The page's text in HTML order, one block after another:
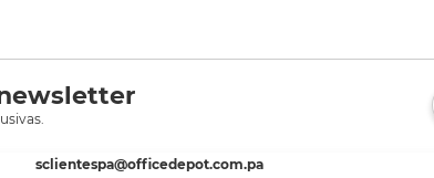
sclientespa@officedepot.com.pa